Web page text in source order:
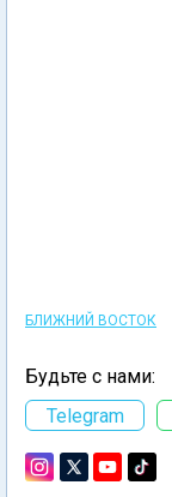
БЛИЖНИЙ ВОСТОК
Будьте с нами:
Telegram